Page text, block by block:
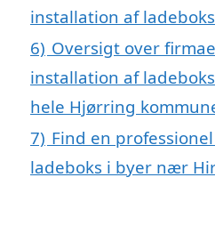
installation af
6) Oversigt over
installation af
hele Hjørring
7) Find en
ladeboks i byer nær